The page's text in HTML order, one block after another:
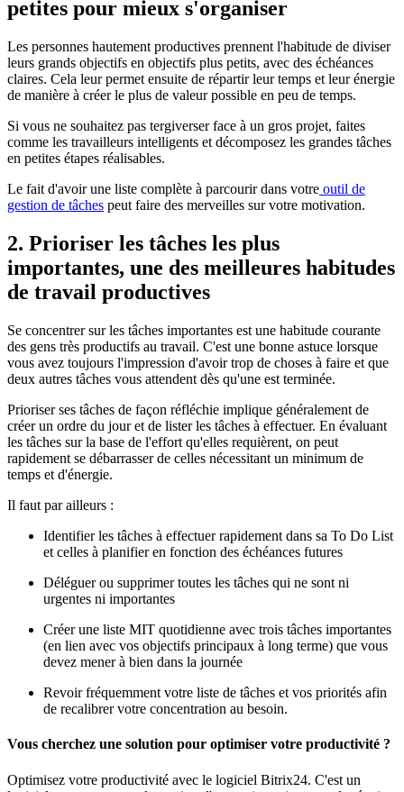
petites pour mieux s'organiser
Les personnes hautement productives prennent l'habitude de diviser
leurs grands objectifs en objectifs plus petits, avec des échéances
claires. Cela leur permet ensuite de répartir leur temps et leur énergie
de manière à créer le plus de valeur possible en peu de temps.
Si vous ne souhaitez pas tergiverser face à un gros projet, faites
comme les travailleurs intelligents et décomposez les grandes tâches
en petites étapes réalisables.
Le fait d'avoir une liste complète à parcourir dans votre outil de
gestion de tâches peut faire des merveilles sur votre motivation.
2. Prioriser les tâches les plus
importantes, une des meilleures habitudes
de travail productives
Se concentrer sur les tâches importantes est une habitude courante
des gens très productifs au travail. C'est une bonne astuce lorsque
vous avez toujours l'impression d'avoir trop de choses à faire et que
deux autres tâches vous attendent dès qu'une est terminée.
Prioriser ses tâches de façon réfléchie implique généralement de
créer un ordre du jour et de lister les tâches à effectuer. En évaluant
les tâches sur la base de l'effort qu'elles requièrent, on peut
rapidement se débarrasser de celles nécessitant un minimum de
temps et d'énergie.
Il faut par ailleurs :
Identifier les tâches à effectuer rapidement dans sa To Do List
et celles à planifier en fonction des échéances futures
Déléguer ou supprimer toutes les tâches qui ne sont ni
urgentes ni importantes
Créer une liste MIT quotidienne avec trois tâches importantes
(en lien avec vos objectifs principaux à long terme) que vous
devez mener à bien dans la journée
Revoir fréquemment votre liste de tâches et vos priorités afin
de recalibrer votre concentration au besoin.
Vous cherchez une solution pour optimiser votre productivité ?
Optimisez votre productivité avec le logiciel Bitrix24. C'est un